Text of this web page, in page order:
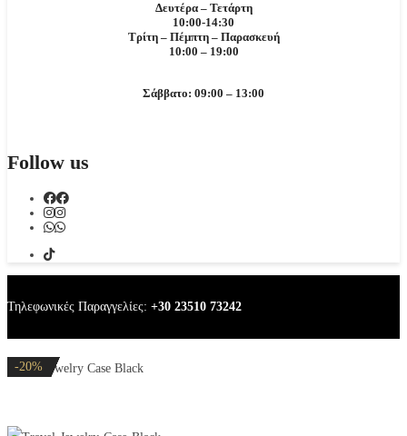
Δευτέρα – Τετάρτη
10:00-14:30
Τρίτη – Πέμπτη – Παρασκευή
10:00 – 19:00
Σάββατο: 09:00 – 13:00
Follow us
Τηλεφωνικές Παραγγελίες: +30 23510 73242
Travel Jewelry Case Black
-20%
-20%
-20%
-20%
-20%